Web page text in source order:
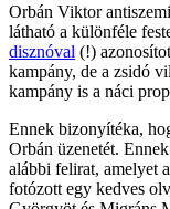
Orbán Viktor
látható a különféle
disznóval (!)
kampány, de a zsidó
kampány is a náci
Ennek bizonyítéka,
Orbán üzenetét.
alábbi felirat, amelyet
fotózott egy kedves